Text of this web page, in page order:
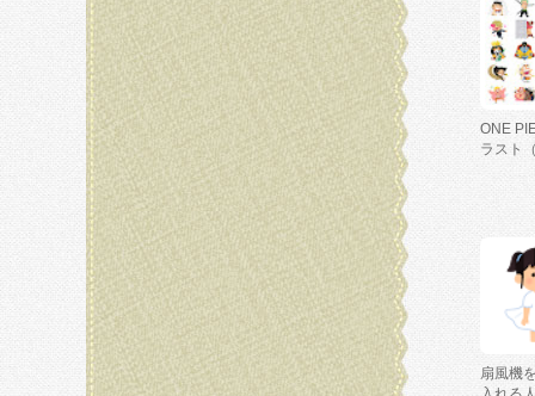
ONE
ラスト
扇風機